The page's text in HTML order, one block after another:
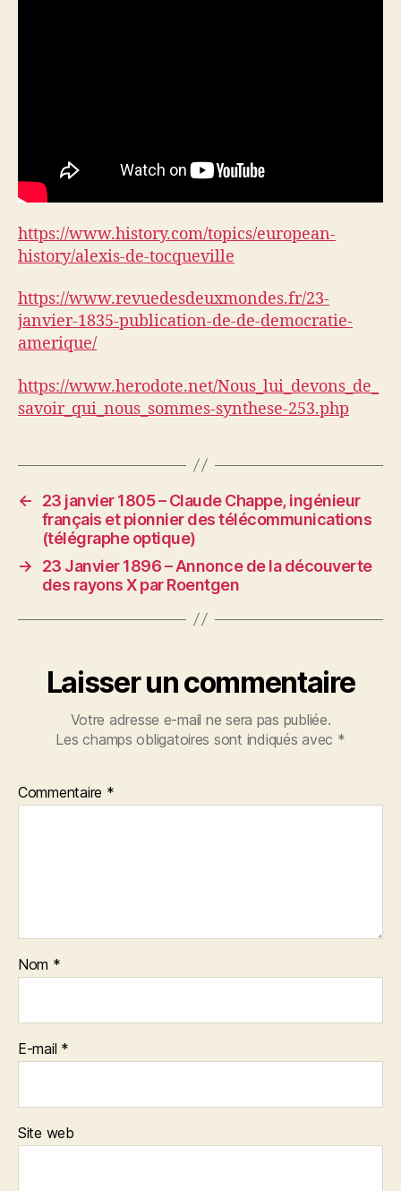
https://www.history.com/topics/european-
history/alexis-de-tocqueville
https://www.revuedesdeuxmondes.fr/23-
janvier-1835-publication-de-de-democratie-
amerique/
https://www.herodote.net/Nous_lui_devons_de_
savoir_qui_nous_sommes-synthese-253.php
←
23 janvier 1805 – Claude Chappe, ingénieur
français et pionnier des télécommunications
(télégraphe optique)
→
23 Janvier 1896 – Annonce de la découverte
des rayons X par Roentgen
Laisser un commentaire
Votre adresse e-mail ne sera pas publiée.
Les champs obligatoires sont indiqués avec *
Commentaire *
Nom *
E-mail *
Site web